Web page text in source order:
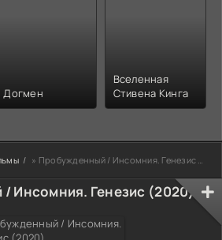
Догмен
Вселенная
Стивена Кинга
» Пробужденный / Инсомния. Генезис (2020)
Инсомния. Генезис (2020)